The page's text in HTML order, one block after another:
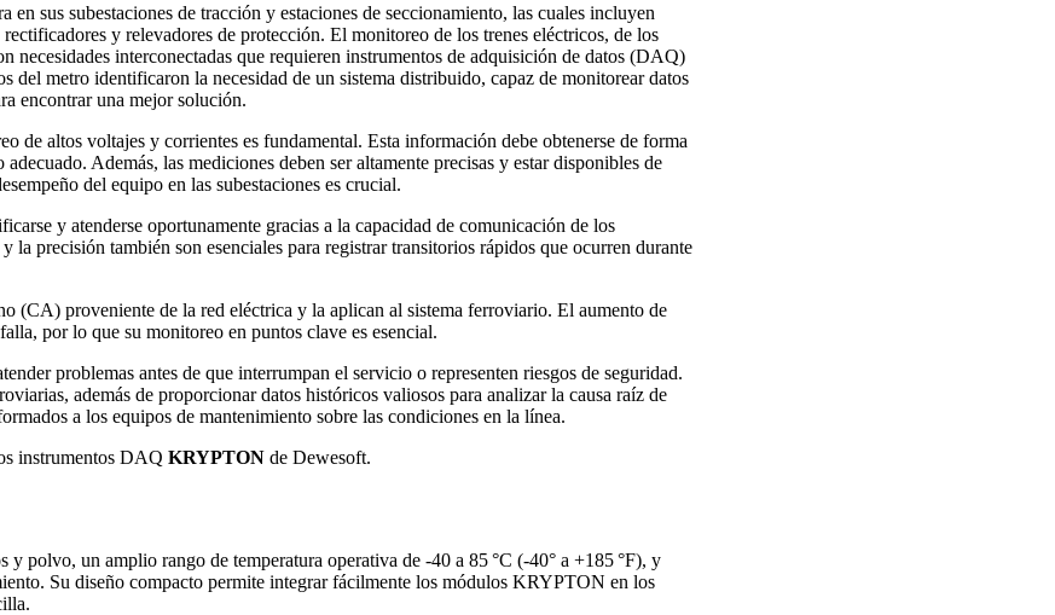
sus subestaciones de tracción y estaciones de seccionamiento, las cuales incluyen
y relevadores de protección. El monitoreo de los trenes eléctricos, de los
necesidades interconectadas que requieren instrumentos de adquisición de datos (DAQ)
metro identificaron la necesidad de un sistema distribuido, capaz de monitorear datos
encontrar una mejor solución.
de altos voltajes y corrientes es fundamental. Esta información debe obtenerse de forma
Además, las mediciones deben ser altamente precisas y estar disponibles de
del equipo en las subestaciones es crucial.
y atenderse oportunamente gracias a la capacidad de comunicación de los
precisión también son esenciales para registrar transitorios rápidos que ocurren durante
(CA) proveniente de la red eléctrica y la aplican al sistema ferroviario. El aumento de
por lo que su monitoreo en puntos clave es esencial.
problemas antes de que interrumpan el servicio o representen riesgos de seguridad.
además de proporcionar datos históricos valiosos para analizar la causa raíz de
a los equipos de mantenimiento sobre las condiciones en la línea.
instrumentos DAQ KRYPTON de Dewesoft.
polvo, un amplio rango de temperatura operativa de -40 a 85 °C (-40° a +185 °F), y
Su diseño compacto permite integrar fácilmente los módulos KRYPTON en los